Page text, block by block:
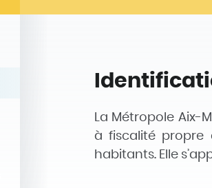
La Métropole
à fiscalité propre
habitants. Elle